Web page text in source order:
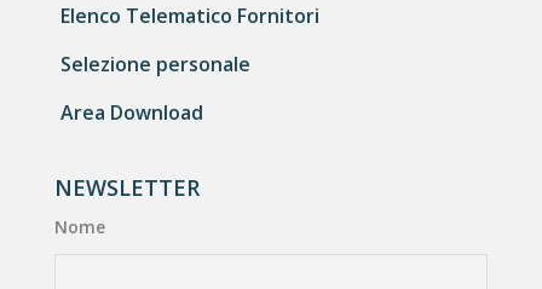
Elenco Telematico Fornitori
Selezione personale
Area Download
NEWSLETTER
Nome